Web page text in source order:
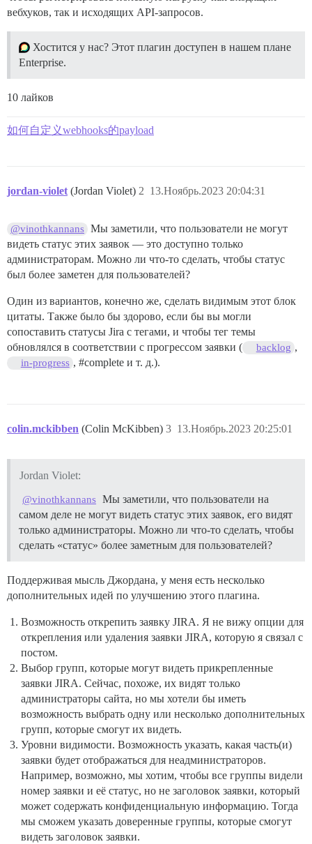
вебхуков, так и исходящих API-запросов.
Хостится у нас? Этот плагин доступен в нашем плане
Enterprise.
10 лайков
如何自定义webhooks的payload
jordan-violet (Jordan Violet) 13.Ноябрь.2023 20:04:31
2
@vinothkannans Мы заметили, что пользователи не могут
видеть статус этих заявок — это доступно только
администраторам. Можно ли что-то сделать, чтобы статус
был более заметен для пользователей?
Один из вариантов, конечно же, сделать видимым этот блок
цитаты. Также было бы здорово, если бы вы могли
сопоставить статусы Jira с тегами, и чтобы тег темы
обновлялся в соответствии с прогрессом заявки (
backlog ,
in-progress , #completeи т. д.).
colin.mckibben (Colin McKibben) 13.Ноябрь.2023 20:25:01
3
Jordan Violet:
@vinothkannans Мы заметили, что пользователи на
самом деле не могут видеть статус этих заявок, его видят
только администраторы. Можно ли что-то сделать, чтобы
сделать «статус» более заметным для пользователей?
Поддерживая мысль Джордана, у меня есть несколько
дополнительных идей по улучшению этого плагина.
Возможность открепить заявку JIRA. Я не вижу опции для
открепления или удаления заявки JIRA, которую я связал с
постом.
Выбор групп, которые могут видеть прикрепленные
заявки JIRA. Сейчас, похоже, их видят только
администраторы сайта, но мы хотели бы иметь
возможность выбрать одну или несколько дополнительных
групп, которые смогут их видеть.
Уровни видимости. Возможность указать, какая часть(и)
заявки будет отображаться для неадминистраторов.
Например, возможно, мы хотим, чтобы все группы видели
номер заявки и её статус, но не заголовок заявки, который
может содержать конфиденциальную информацию. Тогда
мы сможем указать доверенные группы, которые смогут
видеть заголовок заявки.